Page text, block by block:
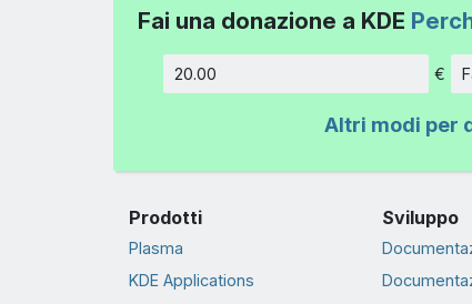
Fai una donazione a KDE
€
Altri modi per
Prodotti
Plasma
KDE Applications
Sviluppo